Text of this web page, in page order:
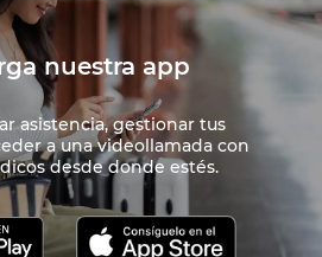
nuestra app
asistencia, gestionar tus
a una videollamada con
desde donde estés.